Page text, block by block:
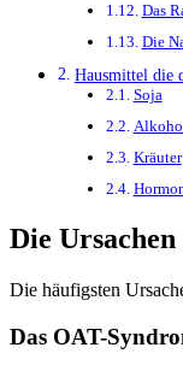
Das
Die
Hausmittel die
Soja
Kräuter
Die
Die häufigsten
Das OAT-